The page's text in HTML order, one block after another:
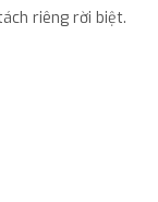
riêng rời biệt.